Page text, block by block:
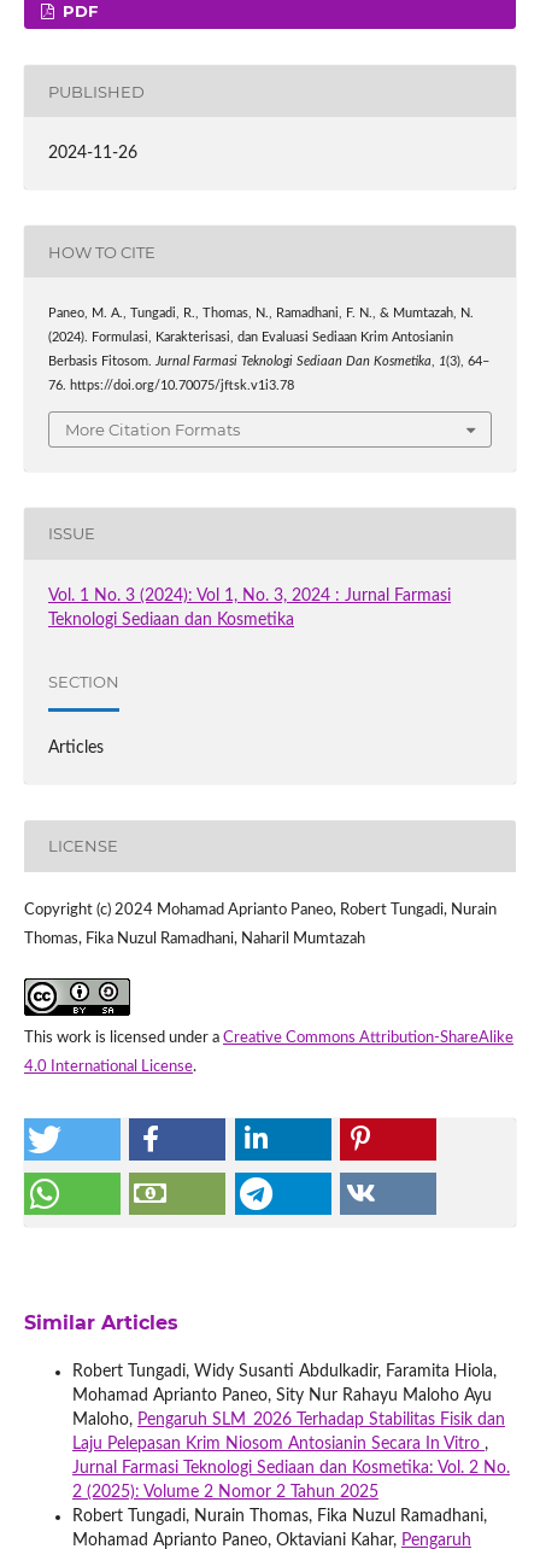
PDF
PUBLISHED
2024-11-26
HOW TO CITE
Paneo, M. A., Tungadi, R., Thomas, N., Ramadhani, F. N., & Mumtazah, N.
(2024). Formulasi, Karakterisasi, dan Evaluasi Sediaan Krim Antosianin
Berbasis Fitosom. Jurnal Farmasi Teknologi Sediaan Dan Kosmetika, 1(3), 64–
76. https://doi.org/10.70075/jftsk.v1i3.78
More Citation Formats
ISSUE
Vol. 1 No. 3 (2024): Vol 1, No. 3, 2024 : Jurnal Farmasi
Teknologi Sediaan dan Kosmetika
SECTION
Articles
LICENSE
Copyright (c) 2024 Mohamad Aprianto Paneo, Robert Tungadi, Nurain
Thomas, Fika Nuzul Ramadhani, Naharil Mumtazah
This work is licensed under a Creative Commons Attribution-ShareAlike
4.0 International License.
Similar Articles
Robert Tungadi, Widy Susanti Abdulkadir, Faramita Hiola,
Mohamad Aprianto Paneo, Sity Nur Rahayu Maloho Ayu
Maloho, Pengaruh SLM_2026 Terhadap Stabilitas Fisik dan
Laju Pelepasan Krim Niosom Antosianin Secara In Vitro ,
Jurnal Farmasi Teknologi Sediaan dan Kosmetika: Vol. 2 No.
2 (2025): Volume 2 Nomor 2 Tahun 2025
Robert Tungadi, Nurain Thomas, Fika Nuzul Ramadhani,
Mohamad Aprianto Paneo, Oktaviani Kahar, Pengaruh